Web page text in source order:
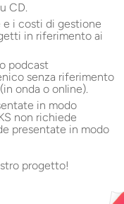
CD.
i costi di gestione
in riferimento ai
podcast
senza riferimento
onda o online).
in modo
non richiede
presentate in modo
progetto!